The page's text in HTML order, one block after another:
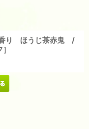
香り ほうじ茶赤鬼 /